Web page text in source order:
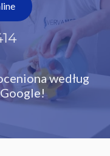
według